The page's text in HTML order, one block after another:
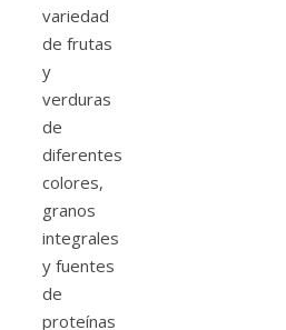
variedad
de frutas
y
verduras
de
diferentes
colores,
granos
integrales
y fuentes
de
proteínas